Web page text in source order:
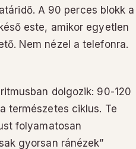
A 90 perces blokk a
este, amikor egyetlen
Nem nézel a telefonra.
dolgozik: 90-120
természetes ciklus. Te
folyamatosan
gyorsan ránézek”